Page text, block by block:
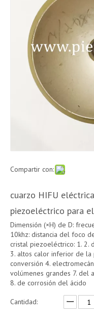
Compartir con:
cuarzo HIFU
piezoeléctrico para
Dimensión (×H) de D:
10khz: distancia del foco
cristal piezoeléctrico: 1. 2.
3. altos calor inferior de
conversión 4.
volúmenes grandes 7. del
8. de corrosión del ácido
Cantidad: